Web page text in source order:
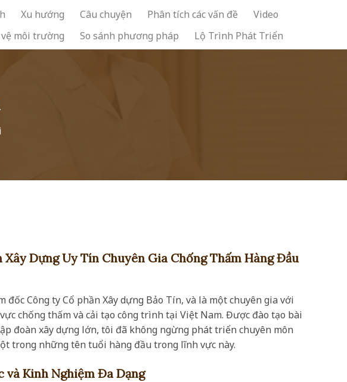
Xu hướng Câu chuyện Phân tích các vấn đề
Video
vệ môi trường So sánh phương pháp Lộ Trình Phát Triển
Dựng Uy Tín Chuyên Gia Chống Thấm Hàng Đầu
đốc Công ty Cổ phần Xây dựng Bảo Tín, và là một chuyên gia với
chống thấm và cải tạo công trình tại Việt Nam. Được đào tạo bài
đoàn xây dựng lớn, tôi đã không ngừng phát triển chuyên môn
trong những tên tuổi hàng đầu trong lĩnh vực này.
và Kinh Nghiệm Đa Dạng